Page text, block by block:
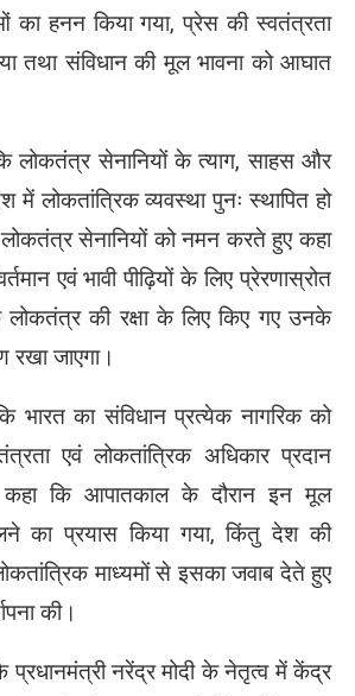
का हनन किया गया, प्रेस की स्वतंत्रता
तथा संविधान की मूल भावना को आघात
लोकतंत्र सेनानियों के त्याग, साहस और
में लोकतांत्रिक व्यवस्था पुनः स्थापित हो
सेनानियों को नमन करते हुए कहा
एवं भावी पीढ़ियों के लिए प्रेरणास्रोत
लोकतंत्र की रक्षा के लिए किए गए उनके
रखा जाएगा।
भारत का संविधान प्रत्येक नागरिक को
एवं लोकतांत्रिक अधिकार प्रदान
कहा कि आपातकाल के दौरान इन मूल
का प्रयास किया गया, किंतु देश की
माध्यमों से इसका जवाब देते हुए
की।
प्रधानमंत्री नरेंद्र मोदी के नेतृत्व में केंद्र